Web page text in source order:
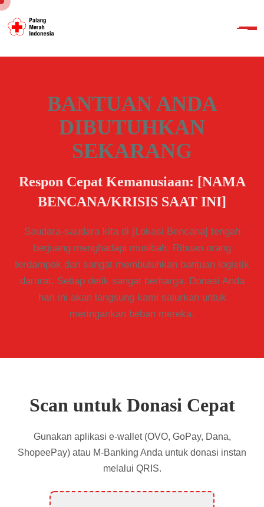
BANTUAN ANDA
DIBUTUHKAN
SEKARANG
Respon Cepat Kemanusiaan: [NAMA
BENCANA/KRISIS SAAT INI]
Saudara-saudara kita di [Lokasi Bencana] tengah
berjuang menghadapi musibah. Ribuan orang
terdampak dan sangat membutuhkan bantuan logistik
darurat. Setiap detik sangat berharga. Donasi Anda
hari ini akan langsung kami salurkan untuk
meringankan beban mereka.
Scan untuk Donasi Cepat
Gunakan aplikasi e-wallet (OVO, GoPay, Dana,
ShopeePay) atau M-Banking Anda untuk donasi instan
melalui QRIS.